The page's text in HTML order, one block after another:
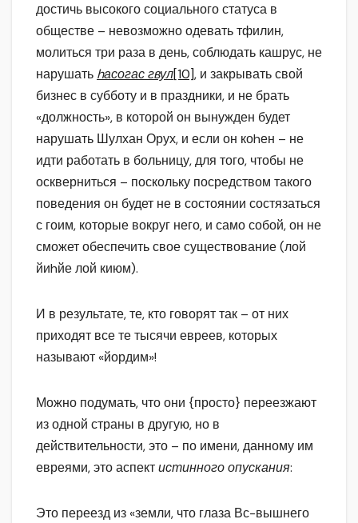
достичь высокого социального статуса в
обществе – невозможно одевать тфилин,
молиться три раза в день, соблюдать кашрус, не
нарушать hасогас гвул[10], и закрывать свой
бизнес в субботу и в праздники, и не брать
«должность», в которой он вынужден будет
нарушать Шулхан Орух, и если он коhен – не
идти работать в больницу, для того, чтобы не
оскверниться – поскольку посредством такого
поведения он будет не в состоянии состязаться
с гоим, которые вокруг него, и само собой, он не
сможет обеспечить свое существование (лой
йиhйе лой киюм).
И в результате, те, кто говорят так – от них
приходят все те тысячи евреев, которых
называют «йордим»!
Можно подумать, что они {просто} переезжают
из одной страны в другую, но в
действительности, это – по имени, данному им
евреями, это аспектистинного опускания:
Это переезд из «земли, что глаза Вс-вышнего